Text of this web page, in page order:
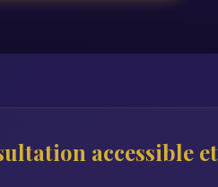
accessible et